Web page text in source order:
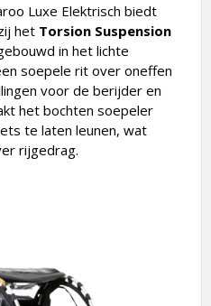
Luxe Elektrisch biedt
het Torsion Suspension
in het lichte
soepele rit over oneffen
voor de berijder en
het bochten soepeler
te laten leunen, wat
rijgedrag.